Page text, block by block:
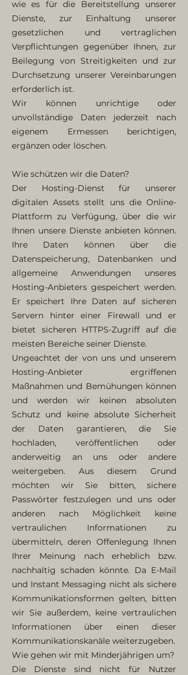
wie es für die Bereitstellung unserer
Dienste, zur Einhaltung unserer
gesetzlichen und vertraglichen
Verpflichtungen gegenüber Ihnen, zur
Beilegung von Streitigkeiten und zur
Durchsetzung unserer Vereinbarungen
erforderlich ist.
Wir können unrichtige oder
unvollständige Daten jederzeit nach
eigenem Ermessen berichtigen,
ergänzen oder löschen.
Wie schützen wir die Daten?
Der Hosting-Dienst für unserer
digitalen Assets stellt uns die Online-
Plattform zu Verfügung, über die wir
Ihnen unsere Dienste anbieten können.
Ihre Daten können über die
Datenspeicherung, Datenbanken und
allgemeine Anwendungen unseres
Hosting-Anbieters gespeichert werden.
Er speichert Ihre Daten auf sicheren
Servern hinter einer Firewall und er
bietet sicheren HTTPS-Zugriff auf die
meisten Bereiche seiner Dienste.
Ungeachtet der von uns und unserem
Hosting-Anbieter ergriffenen
Maßnahmen und Bemühungen können
und werden wir keinen absoluten
Schutz und keine absolute Sicherheit
der Daten garantieren, die Sie
hochladen, veröffentlichen oder
anderweitig an uns oder andere
weitergeben. Aus diesem Grund
möchten wir Sie bitten, sichere
Passwörter festzulegen und uns oder
anderen nach Möglichkeit keine
vertraulichen Informationen zu
übermitteln, deren Offenlegung Ihnen
Ihrer Meinung nach erheblich bzw.
nachhaltig schaden könnte. Da E-Mail
und Instant Messaging nicht als sichere
Kommunikationsformen gelten, bitten
wir Sie außerdem, keine vertraulichen
Informationen über einen dieser
Kommunikationskanäle weiterzugeben.
Wie gehen wir mit Minderjährigen um?
Die Dienste sind nicht für Nutzer